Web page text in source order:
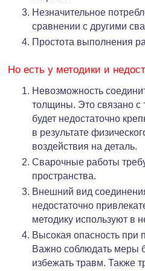
Незначительное
сравнении с другими
Простота выполнения
Но есть у методики и
Невозможность
толщины. Это связано с
будет недостаточно
в результате
воздействия на деталь.
Сварочные работы
пространства.
Внешний вид
недостаточно
методику используют в
Высокая опасность при
Важно соблюдать меры
избежать травм. Также